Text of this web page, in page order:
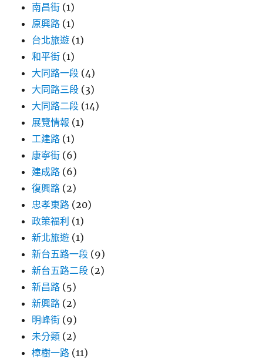
南昌街 (1)
原興路 (1)
台北旅遊 (1)
和平街 (1)
大同路一段 (4)
大同路三段 (3)
大同路二段 (14)
展覽情報 (1)
工建路 (1)
康寧街 (6)
建成路 (6)
復興路 (2)
忠孝東路 (20)
政策福利 (1)
新北旅遊 (1)
新台五路一段 (9)
新台五路二段 (2)
新昌路 (5)
新興路 (2)
明峰街 (9)
未分類 (2)
樟樹一路 (11)